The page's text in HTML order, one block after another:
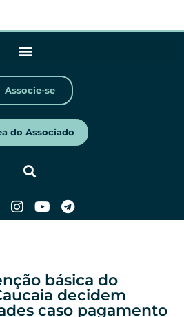
Associe-se
do Associado
básica do
decidem
caso pagamento